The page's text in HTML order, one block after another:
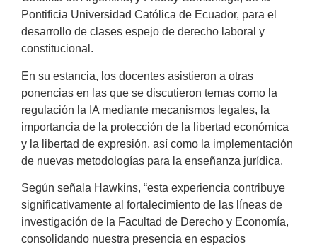
Pontificia Universidad Católica de Ecuador, para el
desarrollo de clases espejo de derecho laboral y
constitucional.
En su estancia, los docentes asistieron a otras
ponencias en las que se discutieron temas como la
regulación la IA mediante mecanismos legales, la
importancia de la protección de la libertad económica
y la libertad de expresión, así como la implementación
de nuevas metodologías para la enseñanza jurídica.
Según señala Hawkins, “esta experiencia contribuye
significativamente al fortalecimiento de las líneas de
investigación de la Facultad de Derecho y Economía,
consolidando nuestra presencia en espacios